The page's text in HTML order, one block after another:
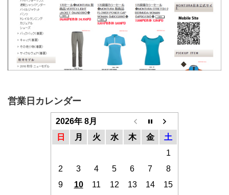
営業日カレンダー
2026年 8月
日
月 火 水 木 金
土
1
2
3 4 5 6 7
8
9
10 11 12 13 14
15